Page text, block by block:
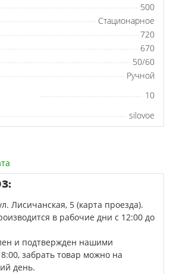
500
Стационарное
720
670
50/60
Ручной
10
silovoe
Лисичанская, 5 (карта проезда).
в рабочие дни с 12:00 до
и подтвержден нашими
забрать товар можно на
день.